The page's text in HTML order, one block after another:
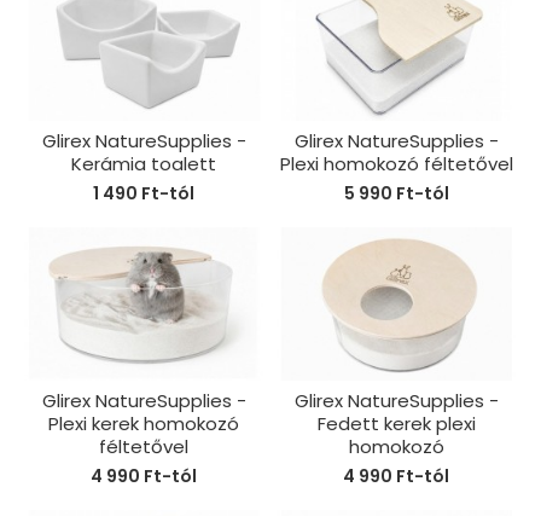
Glirex NatureSupplies -
Kerámia toalett
1 490 Ft-tól
Glirex NatureSupplies -
Plexi homokozó féltetővel
5 990 Ft-tól
Glirex NatureSupplies -
Plexi kerek homokozó
féltetővel
4 990 Ft-tól
Glirex NatureSupplies -
Fedett kerek plexi
homokozó
4 990 Ft-tól